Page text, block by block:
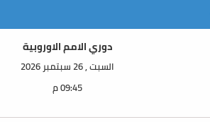
دوري الامم الاوروبية
السبت , 26 سبتمبر 2026
09:45 م